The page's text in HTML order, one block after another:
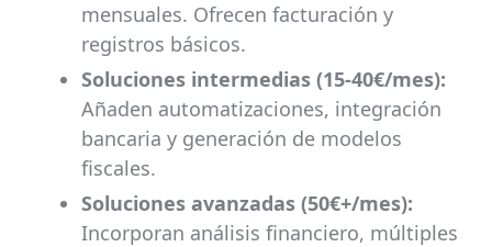
mensuales. Ofrecen facturación y
registros básicos.
Soluciones intermedias (15-40€/mes):
Añaden automatizaciones, integración
bancaria y generación de modelos
fiscales.
Soluciones avanzadas (50€+/mes):
Incorporan análisis financiero, múltiples